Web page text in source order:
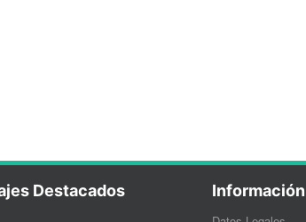
Destacados Información